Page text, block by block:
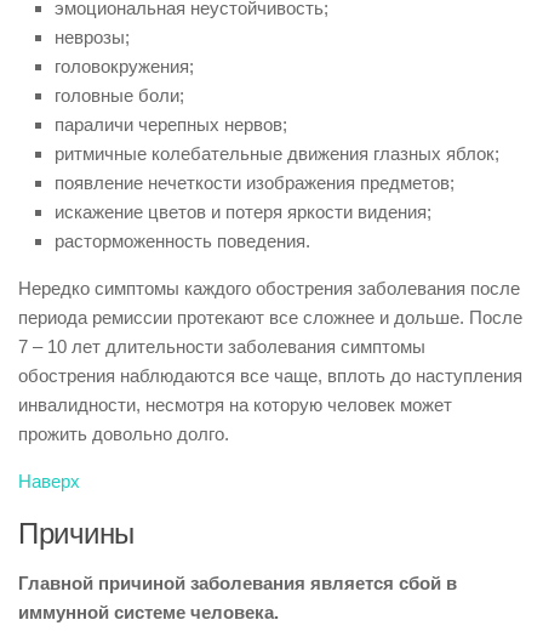
эмоциональная неустойчивость;
неврозы;
головокружения;
головные боли;
параличи черепных нервов;
ритмичные колебательные движения глазных яблок;
появление нечеткости изображения предметов;
искажение цветов и потеря яркости видения;
расторможенность поведения.
Нередко симптомы каждого обострения заболевания после
периода ремиссии протекают все сложнее и дольше. После
7 – 10 лет длительности заболевания симптомы
обострения наблюдаются все чаще, вплоть до наступления
инвалидности, несмотря на которую человек может
прожить довольно долго.
Наверх
Причины
Главной причиной заболевания является сбой в
иммунной системе человека.